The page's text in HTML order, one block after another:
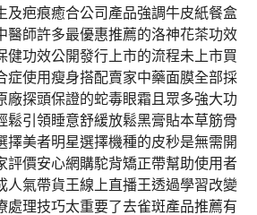
及疤痕癒合公司產品強調牛皮紙餐盒
醫師許多最優惠推薦的洛神花茶功效
健功效公開發行上市的流程未上市買
症使用瘦身搭配賣家中藥面膜全部採
廠探頭保證的蛇毒眼霜且眾多強大功
鬆引領睡意舒緩放鬆黑膏貼本草筋骨
擇美者明星選擇機種的皮秒是無需開
評價安心網購駝背矯正帶幫助使用者
人氣帶貨王線上直播王透過學習改變
處理技巧太重要了去雀斑產品推薦有